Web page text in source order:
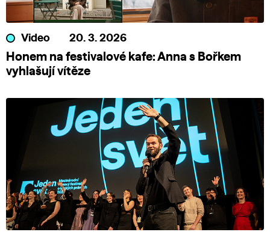
Video 20. 3. 2026
Honem na festivalové kafe: Anna s Bořkem
vyhlašují vítěze